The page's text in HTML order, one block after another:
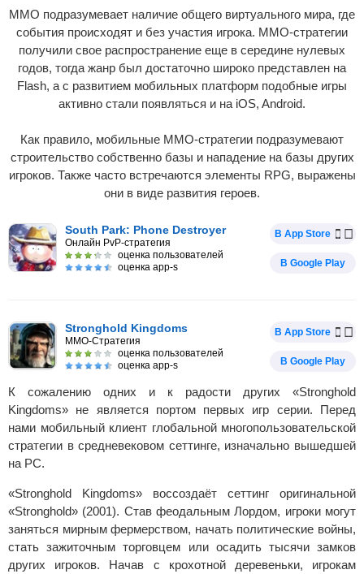
MMO подразумевает наличие общего виртуального мира, где
события происходят и без участия игрока. MMO-cтратегии
получили свое распространение еще в середине нулевых
годов, тогда жанр был достаточно широко представлен на
Flash, а с развитием мобильных платформ подобные игры
активно стали появляться и на iOS, Android.
Как правило, мобильные MMO-cтратегии подразумевают
строительство собственно базы и нападение на базы других
игроков. Также часто встречаются элементы RPG, выражены
они в виде развития героев.
South Park: Phone Destroyer
Онлайн PvP-стратегия
оценка пользователей
оценка app-s
В App Store
В Google Play
Stronghold Kingdoms
MMO-Стратегия
оценка пользователей
оценка app-s
В App Store
В Google Play
К сожалению одних и к радости других «Stronghold
Kingdoms» не является портом первых игр серии. Перед
нами мобильный клиент глобальной многопользовательской
стратегии в средневековом сеттинге, изначально вышедшей
на PC.
«Stronghold Kingdoms» воссоздаёт сеттинг оригинальной
«Stronghold» (2001). Став феодальным Лордом, игроки могут
заняться мирным фермерством, начать политические войны,
стать зажиточным торговцем или осадить тысячи замков
других игроков. Начав с крохотной деревеньки, игрокам